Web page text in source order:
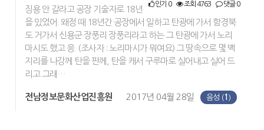
인기 0 조회 4763 댓글 0
징용 안 갈라고 공장 기술자로 18년
을 있었어. 왜정 때 18년간 공장에서 일하고 탄광에 가서 함경북
도 거가서 신용군 장풍리 장풍리라고 하는 그 탄광에 가서 노리
마시도 했고 응. (조사자 : 노리마시가 뭐여요) 그 땅속으로 몇 백
지리를 나강께 탄을 판께, 탄을 캐서 구루마로 실어내고 실어 드
리고 그래…
전남정보문화산업진흥원 2017년 04월 28일 음성 (1 )